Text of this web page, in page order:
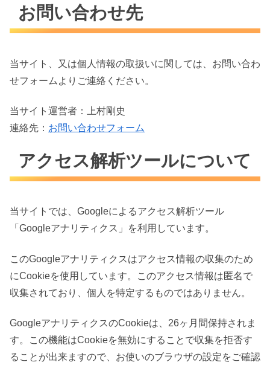
お問い合わせ先
当サイト、又は個人情報の取扱いに関しては、お問い合わ
せフォームよりご連絡ください。
当サイト運営者：上村剛史
連絡先： お問い合わせフォーム
アクセス解析ツールについて
当サイトでは、Googleによるアクセス解析ツール
「Googleアナリティクス」を利用しています。
このGoogleアナリティクスはアクセス情報の収集のため
にCookieを使用しています。このアクセス情報は匿名で
収集されており、個人を特定するものではありません。
GoogleアナリティクスのCookieは、26ヶ月間保持されま
す。この機能はCookieを無効にすることで収集を拒否す
ることが出来ますので、お使いのブラウザの設定をご確認